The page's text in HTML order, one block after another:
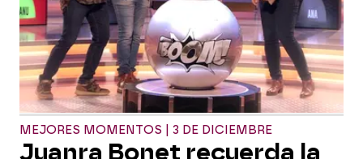
MEJORES MOMENTOS | 3 DE DICIEMBRE
Juanra Bonet recuerda la